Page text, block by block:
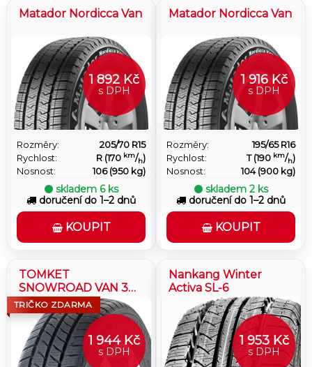
Matador Nordicca Van
1 892 Kč
s DPH
Rozměry:
205/70 R15
Rychlost:
R (170 km/h)
Nosnost:
106 (950 kg)
skladem 6 ks
doručení do 1–2 dnů
KOUPIT
Matador Nordicca Van
1 916 Kč
s DPH
Rozměry:
195/65 R16
Rychlost:
T (190 km/h)
Nosnost:
104 (900 kg)
skladem 2 ks
doručení do 1–2 dnů
KOUPIT
TOMKET
SNOWROAD VAN 3
8PR
TRIČKO ZDARMA
1 944 Kč
s DPH
Nankang Winter
Activa SL-6
1 953 Kč
s DPH